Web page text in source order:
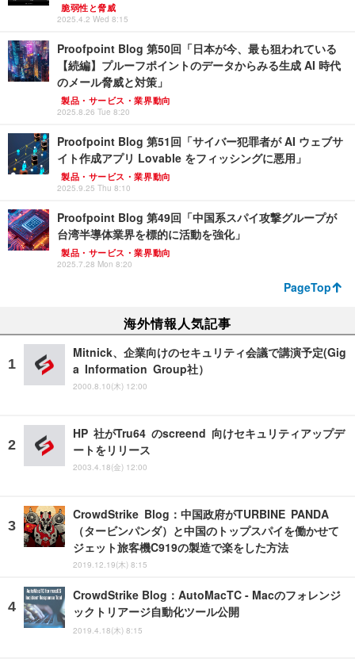
脆弱性と脅威
2025.4.2 Wed 8:15
Proofpoint Blog 第50回「日本が今、最も狙われている
【続編】プルーフポイントのデータからみる生成 AI 時代
のメール脅威と対策」
製品・サービス・業界動向
2025.8.26 Tue 8:20
Proofpoint Blog 第51回「サイバー犯罪者が AI ウェブサ
イト作成アプリ Lovable をフィッシングに悪用」
製品・サービス・業界動向
2025.9.25 Thu 8:10
Proofpoint Blog 第49回「中国系スパイ攻撃グループが
台湾半導体業界を標的に活動を強化」
製品・サービス・業界動向
2025.7.28 Mon 8:20
PageTop
海外情報人気記事
Mitnick、企業向けのセキュリティ会議で講演予定(Gig
a Information Group社）
2000.8.10(木) 12:00
HP 社がTru64 のscreend 向けセキュリティアップデ
ートをリリース
2003.4.18(金) 12:00
CrowdStrike Blog：中国政府がTURBINE PANDA
（タービンパンダ）と中国のトップスパイを働かせて
ジェット旅客機C919の製造で楽をした方法
2019.12.19(木) 8:15
CrowdStrike Blog：AutoMacTC - Macのフォレンジ
ックトリアージ自動化ツール公開
2019.4.18(木) 8:15